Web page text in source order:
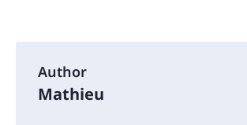
Author
Mathieu